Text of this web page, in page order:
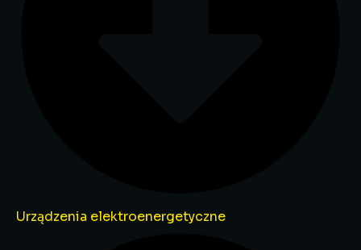
Urządzenia elektroenergetyczne